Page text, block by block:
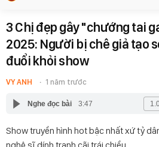
3 Chị đẹp gây "chướng tai
2025: Người bị chê giả tạo
đuổi khỏi show
VY ANH 1 năm trước
Nghe đọc bài 3:47
Show truyền hình hot bậc nhất xứ tỷ